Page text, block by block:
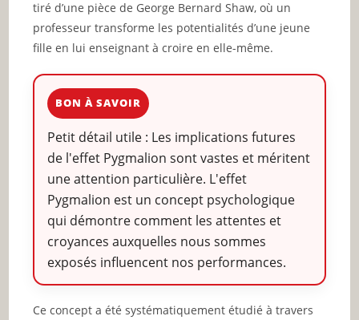
tiré d’une pièce de George Bernard Shaw, où un
professeur transforme les potentialités d’une jeune
fille en lui enseignant à croire en elle-même.
BON À SAVOIR
Petit détail utile : Les implications futures
de l'effet Pygmalion sont vastes et méritent
une attention particulière. L'effet
Pygmalion est un concept psychologique
qui démontre comment les attentes et
croyances auxquelles nous sommes
exposés influencent nos performances.
Ce concept a été systématiquement étudié à travers